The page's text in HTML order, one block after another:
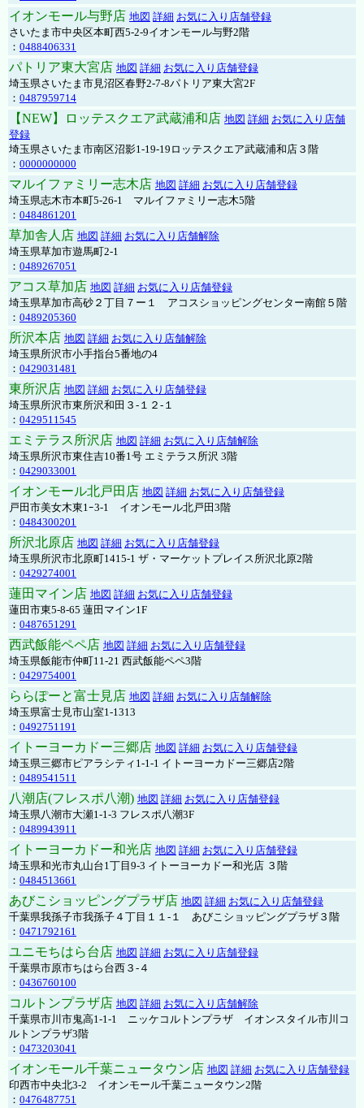
イオンモール与野店 地図 詳細 お気に入り店舗登録
さいたま市中央区本町西5-2-9イオンモール与野2階
： 0488406331
パトリア東大宮店 地図 詳細 お気に入り店舗登録
埼玉県さいたま市見沼区春野2-7-8パトリア東大宮2F
： 0487959714
【NEW】ロッテスクエア武蔵浦和店 地図 詳細 お気に入り店舗
登録
埼玉県さいたま市南区沼影1-19-19ロッテスクエア武蔵浦和店３階
： 0000000000
マルイファミリー志木店 地図 詳細 お気に入り店舗登録
埼玉県志木市本町5-26-1 マルイファミリー志木5階
： 0484861201
草加舎人店 地図 詳細 お気に入り店舗解除
埼玉県草加市遊馬町2-1
： 0489267051
アコス草加店 地図 詳細 お気に入り店舗登録
埼玉県草加市高砂２丁目７ー１ アコスショッピングセンター南館５階
： 0489205360
所沢本店 地図 詳細 お気に入り店舗解除
埼玉県所沢市小手指台5番地の4
： 0429031481
東所沢店 地図 詳細 お気に入り店舗登録
埼玉県所沢市東所沢和田３-１２-１
： 0429511545
エミテラス所沢店 地図 詳細 お気に入り店舗解除
埼玉県所沢市東住吉10番1号 エミテラス所沢 3階
： 0429033001
イオンモール北戸田店 地図 詳細 お気に入り店舗登録
戸田市美女木東1ｰ3‐1 イオンモール北戸田3階
： 0484300201
所沢北原店 地図 詳細 お気に入り店舗登録
埼玉県所沢市北原町1415-1 ザ・マーケットプレイス所沢北原2階
： 0429274001
蓮田マイン店 地図 詳細 お気に入り店舗登録
蓮田市東5-8-65 蓮田マイン1F
： 0487651291
西武飯能ペペ店 地図 詳細 お気に入り店舗登録
埼玉県飯能市仲町11-21 西武飯能ペペ3階
： 0429754001
ららぽーと富士見店 地図 詳細 お気に入り店舗解除
埼玉県富士見市山室1-1313
： 0492751191
イトーヨーカドー三郷店 地図 詳細 お気に入り店舗登録
埼玉県三郷市ピアラシティ1-1-1 イトーヨーカドー三郷店2階
： 0489541511
八潮店(フレスポ八潮) 地図 詳細 お気に入り店舗登録
埼玉県八潮市大瀬1-1-3 フレスポ八潮3F
： 0489943911
イトーヨーカドー和光店 地図 詳細 お気に入り店舗登録
埼玉県和光市丸山台1丁目9-3 イトーヨーカドー和光店 ３階
： 0484513661
あびこショッピングプラザ店 地図 詳細 お気に入り店舗登録
千葉県我孫子市我孫子４丁目１１-１ あびこショッピングプラザ３階
： 0471792161
ユニモちはら台店 地図 詳細 お気に入り店舗登録
千葉県市原市ちはら台西３-４
： 0436760100
コルトンプラザ店 地図 詳細 お気に入り店舗解除
千葉県市川市鬼高1-1-1 ニッケコルトンプラザ イオンスタイル市川コ
ルトンプラザ3階
： 0473203041
イオンモール千葉ニュータウン店 地図 詳細 お気に入り店舗登録
印西市中央北3-2 イオンモール千葉ニュータウン2階
： 0476487751